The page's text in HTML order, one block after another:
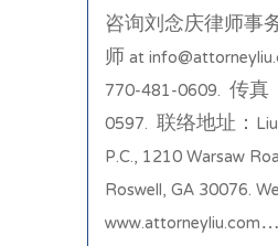
咨询刘念庆律师事
师 at
770-481-0609. 传真
0597. 联络地址：
P.C., 1210 Warsaw
Roswell, GA 30076.